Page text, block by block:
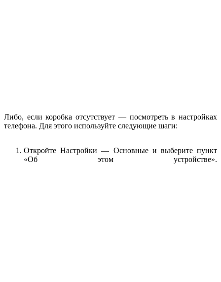
Либо, если коробка отсутствует — посмотреть в настройках
телефона. Для этого используйте следующие шаги:
Откройте Настройки — Основные и выберите пункт
«Об этом устройстве».